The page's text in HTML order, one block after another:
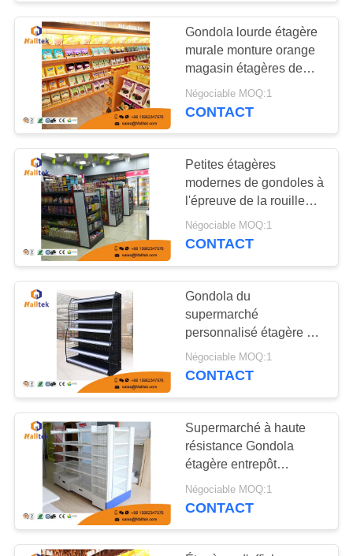
DEMANDEZ
UNE
CITATION
PLAN
DU
SITE
PRIVACY
POLICY
Gondola lourde étagère
murale monture orange
magasin étagères de
montage
Négociable MOQ:1
CONTACT
Petites étagères
modernes de gondoles à
l'épreuve de la rouille
revêtement en poudre
de service léger
Négociable MOQ:1
CONTACT
Gondola du
supermarché
personnalisé étagère de
chewing-gum étagère
avant le comptoir de
Négociable MOQ:1
CONTACT
Supermarché à haute
résistance Gondola
étagère entrepôt
étagères de stockage
Négociable MOQ:1
CONTACT